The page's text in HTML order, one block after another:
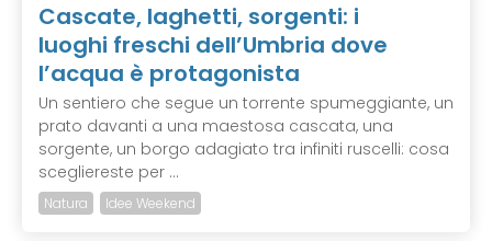
Cascate, laghetti, sorgenti: i
luoghi freschi dell’Umbria dove
l’acqua è protagonista
Un sentiero che segue un torrente spumeggiante, un
prato davanti a una maestosa cascata, una
sorgente, un borgo adagiato tra infiniti ruscelli: cosa
scegliereste per ...
Natura Idee Weekend